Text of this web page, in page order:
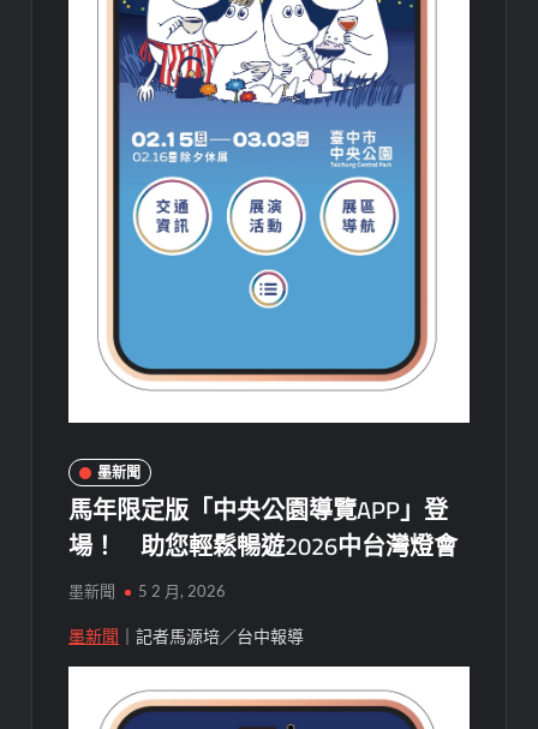
墨新聞
馬年限定版「中央公園導覽APP」登
場！ 助您輕鬆暢遊2026中台灣燈會
墨新聞 5 2 月, 2026
墨新聞 ｜記者馬源培／台中報導